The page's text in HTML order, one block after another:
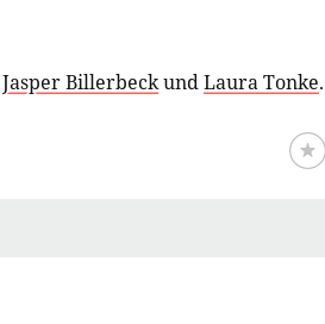
Jasper BillerbeckundLaura Tonke.